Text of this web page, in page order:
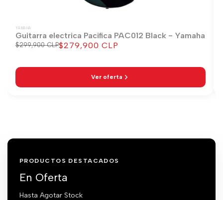
YAMAHA
Guitarra electrica Pacifica PAC012 Black - Yamaha
Precio
$299,900 CLPPrecio
$279,900 CLP
Ver oferta
PRODUCTOS DESTACADOS
En Oferta
Hasta Agotar Stock